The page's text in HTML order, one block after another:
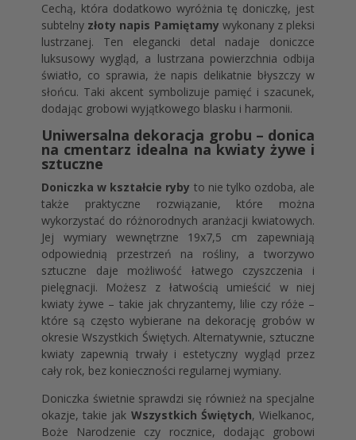
Cechą, która dodatkowo wyróżnia tę doniczkę, jest
subtelny złoty napis Pamiętamy wykonany z pleksi
lustrzanej. Ten elegancki detal nadaje doniczce
luksusowy wygląd, a lustrzana powierzchnia odbija
światło, co sprawia, że napis delikatnie błyszczy w
słońcu. Taki akcent symbolizuje pamięć i szacunek,
dodając grobowi wyjątkowego blasku i harmonii.
Uniwersalna dekoracja grobu – donica
na cmentarz idealna na kwiaty żywe i
sztuczne
Doniczka w kształcie ryby to nie tylko ozdoba, ale
także praktyczne rozwiązanie, które można
wykorzystać do różnorodnych aranżacji kwiatowych.
Jej wymiary wewnętrzne 19x7,5 cm zapewniają
odpowiednią przestrzeń na rośliny, a tworzywo
sztuczne daje możliwość łatwego czyszczenia i
pielęgnacji. Możesz z łatwością umieścić w niej
kwiaty żywe – takie jak chryzantemy, lilie czy róże –
które są często wybierane na dekorację grobów w
okresie Wszystkich Świętych. Alternatywnie, sztuczne
kwiaty zapewnią trwały i estetyczny wygląd przez
cały rok, bez konieczności regularnej wymiany.
Doniczka świetnie sprawdzi się również na specjalne
okazje, takie jak Wszystkich Świętych, Wielkanoc,
Boże Narodzenie czy rocznice, dodając grobowi